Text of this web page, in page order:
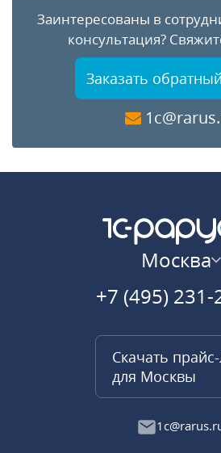
Заинтересованы в
консультация?
Заказать
Москва
+7 (495) 231-
Скачать
для Москвы